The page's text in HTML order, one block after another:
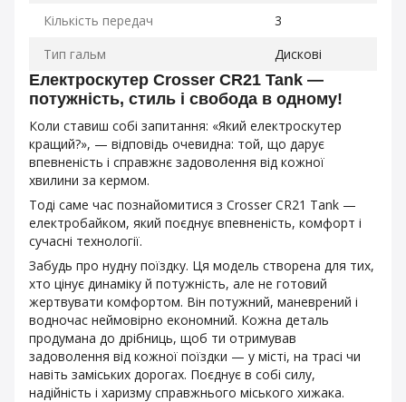
Кількість передач
3
Тип гальм
Дискові
Електроскутер Crosser CR21 Tank —
потужність, стиль і свобода в одному!
Коли ставиш собі запитання: «Який електроскутер
кращий?», — відповідь очевидна: той, що дарує
впевненість і справжнє задоволення від кожної
хвилини за кермом.
Тоді саме час познайомитися з Crosser CR21 Tank —
електробайком, який поєднує впевненість, комфорт і
сучасні технології.
Забудь про нудну поїздку. Ця модель створена для тих,
хто цінує динаміку й потужність, але не готовий
жертвувати комфортом. Він потужний, маневрений і
водночас неймовірно економний. Кожна деталь
продумана до дрібниць, щоб ти отримував
задоволення від кожної поїздки — у місті, на трасі чи
навіть заміських дорогах. Поєднує в собі силу,
надійність і харизму справжнього міського хижака.